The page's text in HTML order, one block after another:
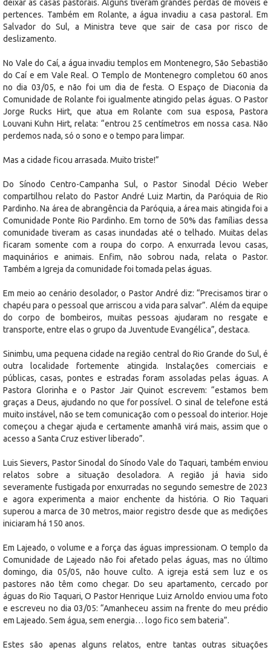
deixar as casas pastorais. Alguns tiveram grandes perdas de móveis e
pertences. Também em Rolante, a água invadiu a casa pastoral. Em
Salvador do Sul, a Ministra teve que sair de casa por risco de
deslizamento.
No Vale do Caí, a água invadiu templos em Montenegro, São Sebastião
do Caí e em Vale Real. O Templo de Montenegro completou 60 anos
no dia 03/05, e não foi um dia de festa. O Espaço de Diaconia da
Comunidade de Rolante foi igualmente atingido pelas águas. O Pastor
Jorge Rucks Hirt, que atua em Rolante com sua esposa, Pastora
Louvani Kuhn Hirt, relata: “entrou 25 centímetros em nossa casa. Não
perdemos nada, só o sono e o tempo para limpar.
Mas a cidade ficou arrasada. Muito triste!”
Do Sínodo Centro-Campanha Sul, o Pastor Sinodal Décio Weber
compartilhou relato do Pastor André Luiz Martin, da Paróquia de Rio
Pardinho. Na área de abrangência da Paróquia, a área mais atingida foi a
Comunidade Ponte Rio Pardinho. Em torno de 50% das famílias dessa
comunidade tiveram as casas inundadas até o telhado. Muitas delas
ficaram somente com a roupa do corpo. A enxurrada levou casas,
maquinários e animais. Enfim, não sobrou nada, relata o Pastor.
Também a Igreja da comunidade foi tomada pelas águas.
Em meio ao cenário desolador, o Pastor André diz: “Precisamos tirar o
chapéu para o pessoal que arriscou a vida para salvar”. Além da equipe
do corpo de bombeiros, muitas pessoas ajudaram no resgate e
transporte, entre elas o grupo da Juventude Evangélica”, destaca.
Sinimbu, uma pequena cidade na região central do Rio Grande do Sul, é
outra localidade fortemente atingida. Instalações comerciais e
públicas, casas, pontes e estradas foram assoladas pelas águas. A
Pastora Glorinha e o Pastor Jair Quinot escrevem: “estamos bem
graças a Deus, ajudando no que for possível. O sinal de telefone está
muito instável, não se tem comunicação com o pessoal do interior. Hoje
começou a chegar ajuda e certamente amanhã virá mais, assim que o
acesso a Santa Cruz estiver liberado”.
Luis Sievers, Pastor Sinodal do Sínodo Vale do Taquari, também enviou
relatos sobre a situação desoladora. A região já havia sido
severamente fustigada por enxurradas no segundo semestre de 2023
e agora experimenta a maior enchente da história. O Rio Taquari
superou a marca de 30 metros, maior registro desde que as medições
iniciaram há 150 anos.
Em Lajeado, o volume e a força das águas impressionam. O templo da
Comunidade de Lajeado não foi afetado pelas águas, mas no último
domingo, dia 05/05, não houve culto. A igreja está sem luz e os
pastores não têm como chegar. Do seu apartamento, cercado por
águas do Rio Taquari, O Pastor Henrique Luiz Arnoldo enviou uma foto
e escreveu no dia 03/05: “Amanheceu assim na frente do meu prédio
em Lajeado. Sem água, sem energia… logo fico sem bateria”.
Estes são apenas alguns relatos, entre tantas outras situações